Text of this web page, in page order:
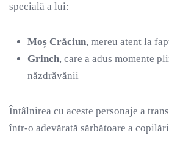
specială a lui:
Moș Crăciun, mereu atent la
Grinch, care a adus momente
năzdrăvănii
Întâlnirea cu aceste personaje a
într-o adevărată sărbătoare a